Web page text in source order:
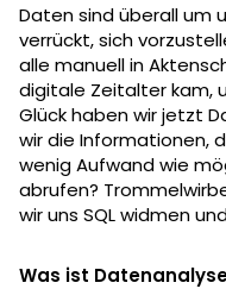
Daten sind überall um
verrückt, sich
alle manuell in
digitale Zeitalter kam,
Glück haben wir jetzt
wir die Informationen,
wenig Aufwand wie
abrufen?
wir uns SQL widmen
Was ist